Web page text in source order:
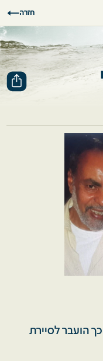
חזרה
הועבר לסיירת